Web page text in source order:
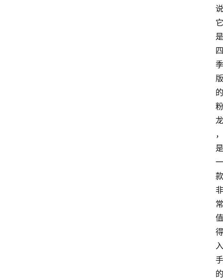
说
它
是
四
季
版
的
粉
龙
，
是
一
款
非
常
值
得
入
手
的